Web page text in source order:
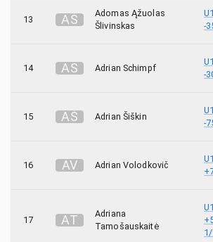
Tensho
Tornadas
13 AŠ
Adomas Ąžuolas
Šlivinskas
-
14 AS Adrian Schimpf
-
15 AŠ Adrian Šiškin
-
16 AV Adrian Volodkovič
17 AT
Adriana
Tamošauskaitė